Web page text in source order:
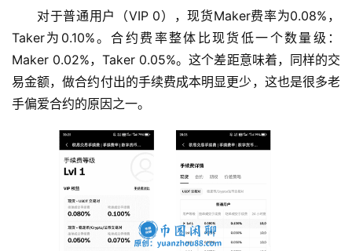
对于普通用户（VIP 0），现货Maker费率为0.08%，
Taker为0.10%。合约费率整体比现货低一个数量级：
Maker 0.02%，Taker 0.05%。这个差距意味着，同样的交
易金额，做合约付出的手续费成本明显更少，这也是很多老
手偏爱合约的原因之一。